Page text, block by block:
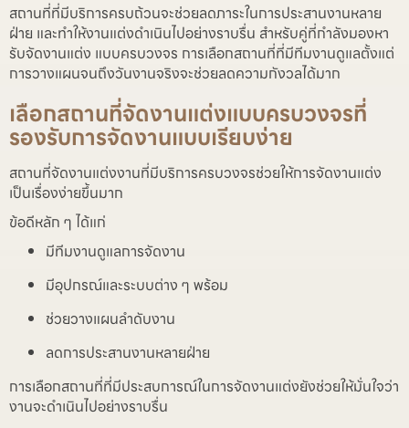
สถานที่ที่มีบริการครบถ้วนจะช่วยลดภาระในการประสานงานหลาย
ฝ่าย และทำให้งานแต่งดำเนินไปอย่างราบรื่น สำหรับคู่ที่กำลังมองหา
รับจัดงานแต่ง แบบครบวงจร การเลือกสถานที่ที่มีทีมงานดูแลตั้งแต่
การวางแผนจนถึงวันงานจริงจะช่วยลดความกังวลได้มาก
เลือกสถานที่จัดงานแต่งแบบครบวงจรที่
รองรับการจัดงานแบบเรียบง่าย
สถานที่จัดงานแต่งงานที่มีบริการครบวงจรช่วยให้การจัดงานแต่ง
เป็นเรื่องง่ายขึ้นมาก
ข้อดีหลัก ๆ ได้แก่
มีทีมงานดูแลการจัดงาน
มีอุปกรณ์และระบบต่าง ๆ พร้อม
ช่วยวางแผนลำดับงาน
ลดการประสานงานหลายฝ่าย
การเลือกสถานที่ที่มีประสบการณ์ในการจัดงานแต่งยังช่วยให้มั่นใจว่า
งานจะดำเนินไปอย่างราบรื่น